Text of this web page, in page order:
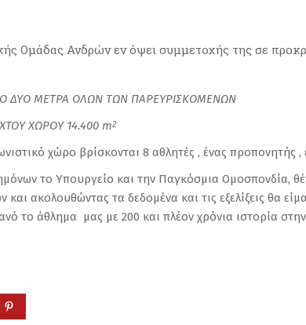
Ομάδας Ανδρών εν όψει συμμετοχής της σε
ΔΥΟ ΜΕΤΡΑ ΟΛΩΝ ΤΩΝ ΠΑΡΕΥΡΙΣΚΟΜΕΝΩΝ
ΧΩΡΟΥ 14.400 m2
χώρο βρίσκονται 8 αθλητές , ένας προπονητής ,
το Υπουργείο και την Παγκόσμια Ομοσπονδία,
ακολουθώντας τα δεδομένα και τις εξελίξεις θα
το άθλημα μας με 200 και πλέον χρόνια ιστορία